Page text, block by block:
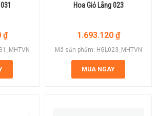
₫
Hoa Giỏ Lẵng 023
1.693.120 ₫
Mã sản phẩm: HGL023_MHTVN
MUA NGAY